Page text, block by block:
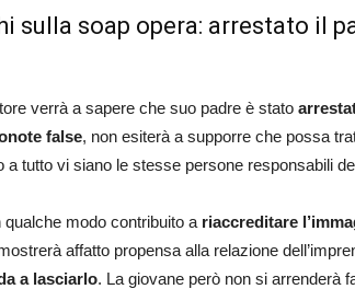
sulla soap opera: arrestato il
verrà a sapere che suo padre è stato
false, non esiterà a supporre che possa
a tutto vi siano le stesse persone responsabili
modo contribuito a riaccreditare
affatto propensa alla relazione
a lasciarlo. La giovane però non si arrenderà